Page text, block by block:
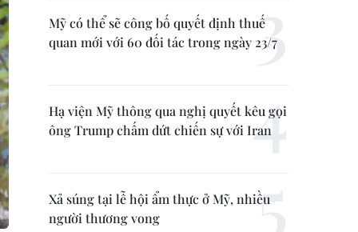
Mỹ có thể sẽ công bố quyết định thuế
quan mới với 60 đối tác trong ngày 23/7
Hạ viện Mỹ thông qua nghị quyết kêu gọi
ông Trump chấm dứt chiến sự với Iran
Xả súng tại lễ hội ẩm thực ở Mỹ, nhiều
người thương vong